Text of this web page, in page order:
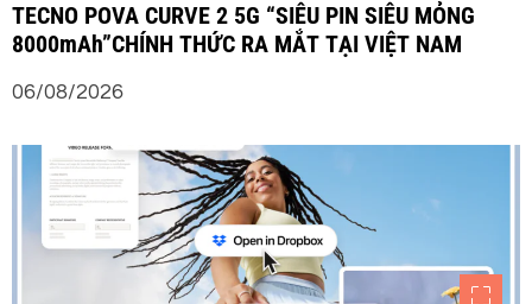
TECNO POVA CURVE 2 5G “SIÊU PIN SIÊU MỎNG
8000mAh”CHÍNH THỨC RA MẮT TẠI VIỆT NAM
06/08/2026